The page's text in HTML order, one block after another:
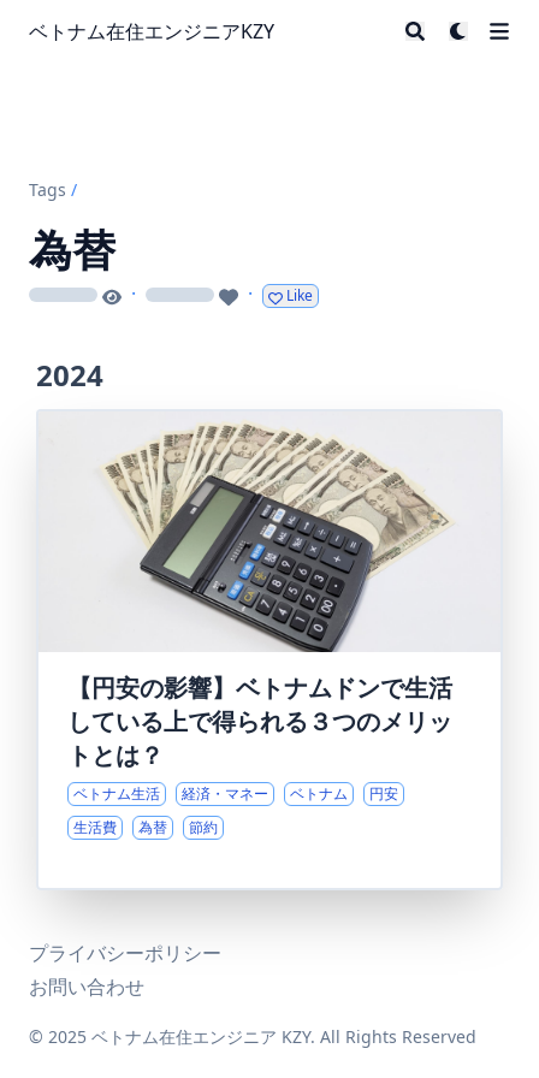
ベトナム在住エンジニアKZY
Tags /
為替
loading · loading · Like
2024
【円安の影響】ベトナムドンで生活
している上で得られる３つのメリッ
トとは？
ベトナム生活 経済・マネー ベトナム
円安
生活費
為替 節約
プライバシーポリシー
お問い合わせ
© 2025 ベトナム在住エンジニア KZY. All Rights Reserved